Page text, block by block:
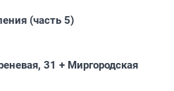
(часть 5)
31 + Миргородская